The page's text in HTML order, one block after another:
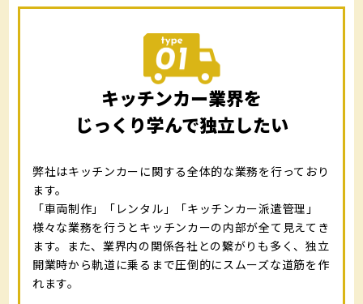
キッチンカー業界を
じっくり学んで独立したい
弊社はキッチンカーに関する全体的な業務を行っており
ます。
「車両制作」「レンタル」「キッチンカー派遣管理」
様々な業務を行うとキッチンカーの内部が全て見えてき
ます。また、業界内の関係各社との繋がりも多く、独立
開業時から軌道に乗るまで圧倒的にスムーズな道筋を作
れます。